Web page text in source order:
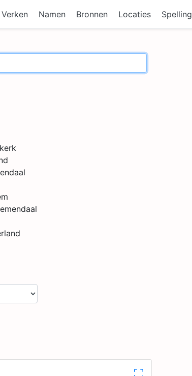
Verken Namen Bronnen Locaties Spelling